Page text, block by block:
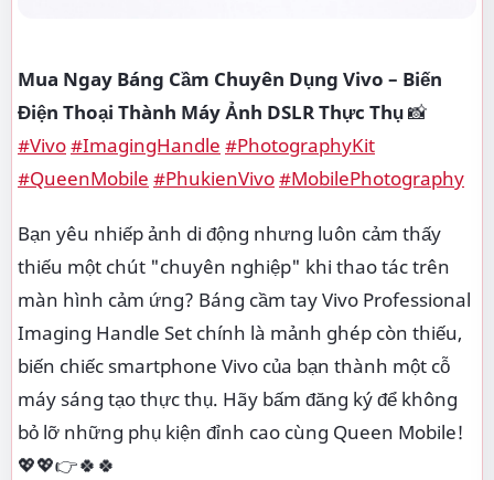
Mua Ngay Báng Cầm Chuyên Dụng Vivo – Biến
Điện Thoại Thành Máy Ảnh DSLR Thực Thụ📸
#Vivo#ImagingHandle #PhotographyKit
#QueenMobile #PhukienVivo#MobilePhotography
Bạn yêu nhiếp ảnh di động nhưng luôn cảm thấy
thiếu một chút "chuyên nghiệp" khi thao tác trên
màn hình cảm ứng? Báng cầm tay Vivo Professional
Imaging Handle Set chính là mảnh ghép còn thiếu,
biến chiếc smartphone Vivo của bạn thành một cỗ
máy sáng tạo thực thụ. Hãy bấm đăng ký để không
bỏ lỡ những phụ kiện đỉnh cao cùng Queen Mobile!
💖💖👉🍀🍀